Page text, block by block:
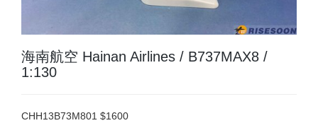
海南航空 Hainan Airlines / B737MAX8 /
1:130
CHH13B73M801 $1600